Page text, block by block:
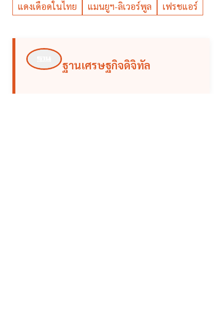
แดงเดือดในไทย
แมนยูฯ-ลิเวอร์พูล เฟรชแอร์
ฐานเศรษฐกิจดิจิทัล